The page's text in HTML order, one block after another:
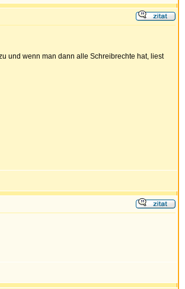
und wenn man dann alle Schreibrechte hat, liest